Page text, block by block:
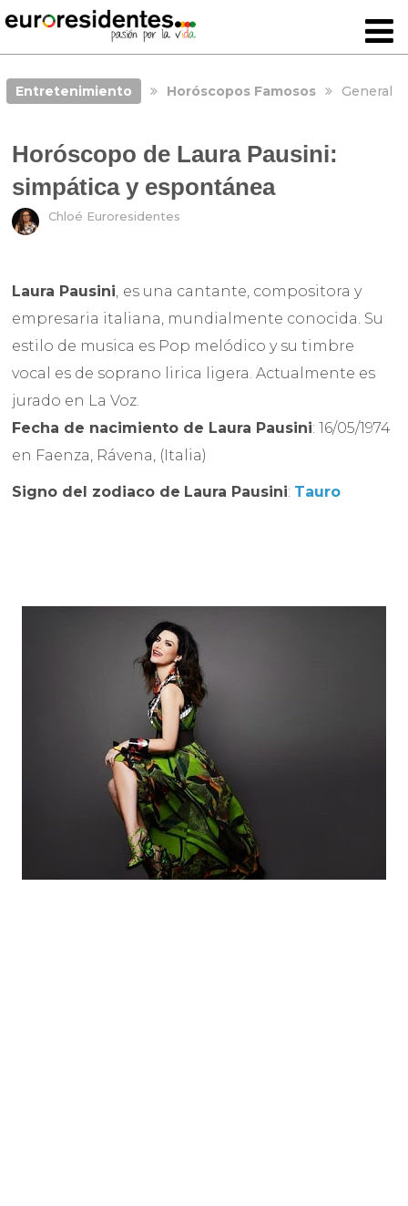
Entretenimiento Horóscopos Famosos General
Horóscopo de Laura Pausini:
simpática y espontánea
Chloé Euroresidentes
Laura Pausini, es una cantante, compositora y
empresaria italiana, mundialmente conocida. Su
estilo de musica es Pop melódico y su timbre
vocal es de soprano lirica ligera. Actualmente es
jurado en La Voz.
Fecha de nacimiento de Laura Pausini: 16/05/1974
en Faenza, Rávena, (Italia)
Signo del zodiaco de Laura Pausini: Tauro